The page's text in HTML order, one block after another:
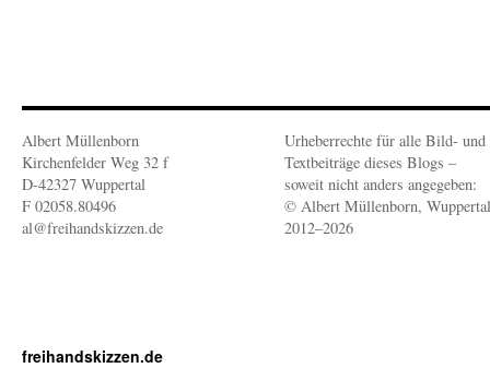
Albert Müllenborn
Kirchenfelder Weg 32 f
D-42327 Wuppertal
F 02058.80496
al@freihandskizzen.de
Urheberrechte für alle Bild- und
Textbeiträge dieses Blogs –
soweit nicht anders angegeben:
© Albert Müllenborn, Wuppertal
2012–2026
freihandskizzen.de